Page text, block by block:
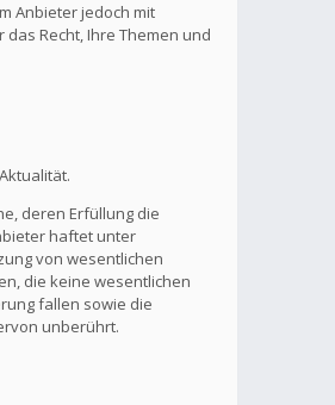
Anbieter jedoch mit
Recht, Ihre Themen und
deren Erfüllung die
haftet unter
von wesentlichen
die keine wesentlichen
fallen sowie die
unberührt.